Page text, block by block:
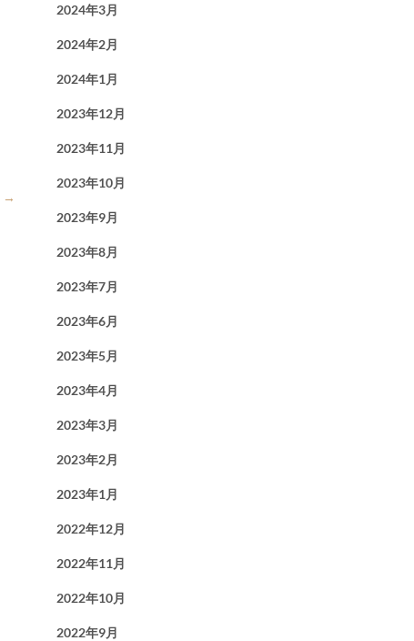
→
2024年3月
2024年2月
2024年1月
2023年12月
2023年11月
2023年10月
2023年9月
2023年8月
2023年7月
2023年6月
2023年5月
2023年4月
2023年3月
2023年2月
2023年1月
2022年12月
2022年11月
2022年10月
2022年9月